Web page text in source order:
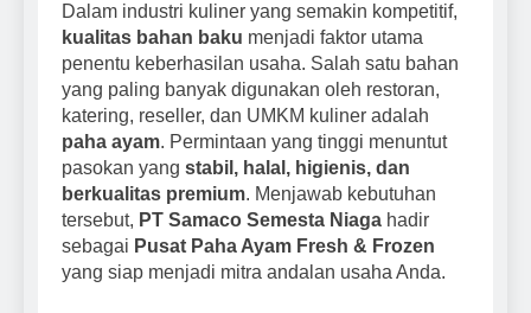
Berkualitas Premium –
Kini Tersedia Retail
dari Samaco
Ayam Karkas Samaco
Kini Tersedia Retail di
Jabodetabek, Solusi
Praktis untuk
Kebutuhan Rumah
Tangga dan Usaha
Kuliner
Dalam industri kuliner yang semakin kompetitif,
kualitas bahan baku menjadi faktor utama
penentu keberhasilan usaha. Salah satu bahan
yang paling banyak digunakan oleh restoran,
katering, reseller, dan UMKM kuliner adalah
paha ayam. Permintaan yang tinggi menuntut
pasokan yang stabil, halal, higienis, dan
berkualitas premium. Menjawab kebutuhan
tersebut, PT Samaco Semesta Niaga hadir
sebagai Pusat Paha Ayam Fresh & Frozen
yang siap menjadi mitra andalan usaha Anda.